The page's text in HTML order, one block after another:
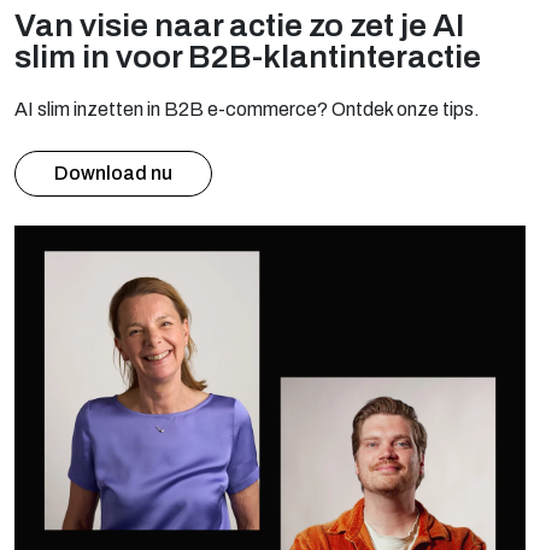
Van visie naar actie zo zet je AI
slim in voor B2B-klantinteractie
AI slim inzetten in B2B e-commerce? Ontdek onze tips.
Download nu